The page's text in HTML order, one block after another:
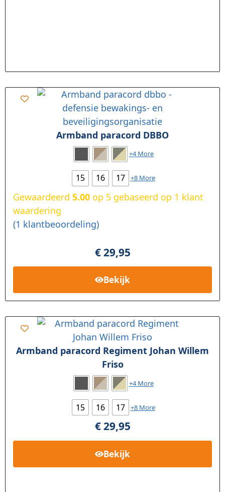
Armband paracord DBBO
+4 More
15 16 17 +8 More
Gewaardeerd 5.00 op 5 gebaseerd op 1 klant
waardering
(1 klantbeoordeling)
€29,95
Bekijk
Armband paracord Regiment Johan Willem
Friso
+4 More
15 16 17 +8 More
€29,95
Bekijk